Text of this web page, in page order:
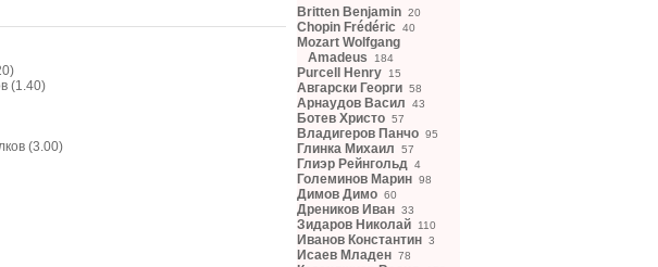
(1.40)
(3.00)
Britten Benjamin 20
Chopin Frédéric 40
Mozart Wolfgang
Amadeus 184
Purcell Henry 15
Авгарски Георги 58
Арнаудов Васил 43
Ботев Христо 57
Владигеров Панчо 95
Глинка Михаил 57
Глиэр Рейнгольд 4
Големинов Марин 98
Димов Димо 60
Дреников Иван 33
Зидаров Николай 110
Иванов Константин 3
Исаев Младен 78